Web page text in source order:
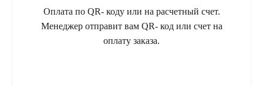
Оплата по QR- коду или на расчетный счет.
Менеджер отправит вам QR- код или счет на
оплату заказа.